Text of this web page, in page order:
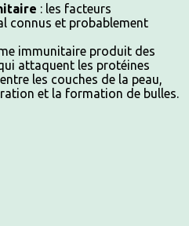
: les facteurs
connus et probablement
immunitaire produit des
attaquent les protéines
les couches de la peau,
et la formation de bulles.